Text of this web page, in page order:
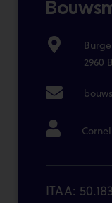
2960
ITAA: